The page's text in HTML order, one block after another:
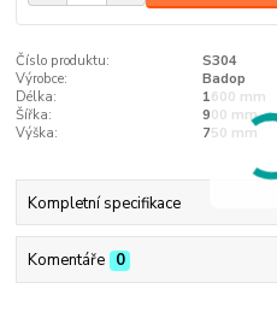
Číslo produktu:
S304
Výrobce:
Badop
Délka:
1600 mm
Šířka:
900 mm
Výška:
750 mm
Kompletní specifikace
Komentáře 0